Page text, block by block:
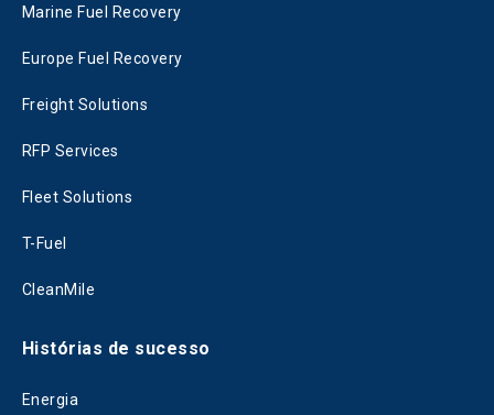
Marine Fuel Recovery
Europe Fuel Recovery
Freight Solutions
RFP Services
Fleet Solutions
T-Fuel
CleanMile
Histórias de sucesso
Energia